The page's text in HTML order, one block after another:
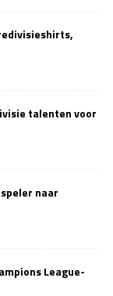
talenten voor
naar
League-